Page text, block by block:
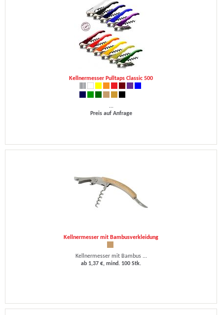
Kellnermesser Pulltaps Classic 500
...
Preis auf Anfrage
Kellnermesser mit Bambusverkleidung
Kellnermesser mit Bambus ...
ab 1,37 €, mind. 100 Stk.